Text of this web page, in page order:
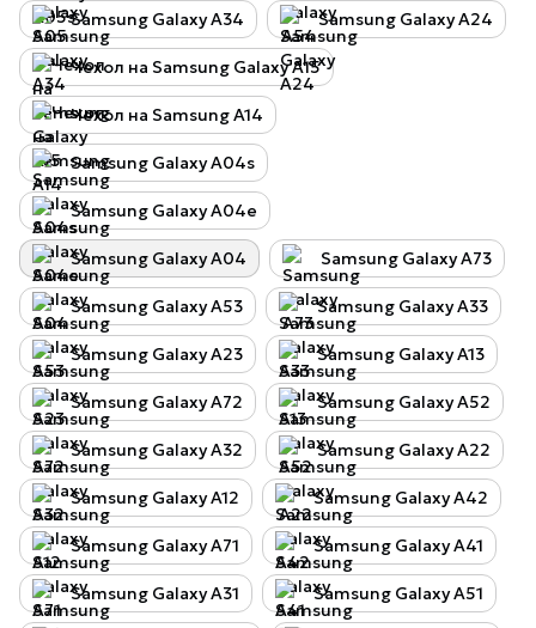
Samsung Galaxy A34 Samsung Galaxy A24
Чехол на Samsung Galaxy A15
Чехол на Samsung A14
Samsung Galaxy A04s
Samsung Galaxy A04e
Samsung Galaxy A04 Samsung Galaxy A73
Samsung Galaxy A53 Samsung Galaxy A33
Samsung Galaxy A23 Samsung Galaxy A13
Samsung Galaxy A72 Samsung Galaxy A52
Samsung Galaxy A32 Samsung Galaxy A22
Samsung Galaxy A12 Samsung Galaxy A42
Samsung Galaxy A71 Samsung Galaxy A41
Samsung Galaxy A31 Samsung Galaxy A51